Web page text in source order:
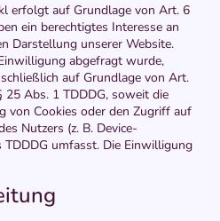
erfolgt auf Grundlage von Art. 6
ein berechtigtes Interesse an
Darstellung unserer Website.
abgefragt wurde,
auf Grundlage von Art.
Abs. 1 TDDDG, soweit die
von Cookies oder den Zugriff auf
Nutzers (z. B. Device-
umfasst. Die Einwilligung